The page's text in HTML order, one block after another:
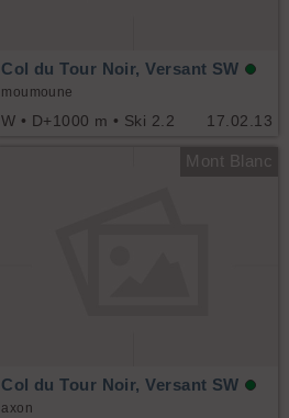
17.02.13
Col du Tour Noir, Versant SW
moumoune
W • D+1000 m • Ski 2.2
Mont Blanc
Col du Tour Noir, Versant SW
axon